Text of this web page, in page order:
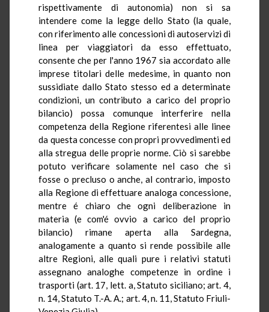
rispettivamente di autonomia) non si sa
intendere come la legge dello Stato (la quale,
con riferimento alle concessioni di autoservizi di
linea per viaggiatori da esso effettuato,
consente che per l'anno 1967 sia accordato alle
imprese titolari delle medesime, in quanto non
sussidiate dallo Stato stesso ed a determinate
condizioni, un contributo a carico del proprio
bilancio) possa comunque interferire nella
competenza della Regione riferentesi alle linee
da questa concesse con propri provvedimenti ed
alla stregua delle proprie norme. Ciò si sarebbe
potuto verificare solamente nel caso che si
fosse o precluso o anche, al contrario, imposto
alla Regione di effettuare analoga concessione,
mentre é chiaro che ogni deliberazione in
materia (e com'é ovvio a carico del proprio
bilancio) rimane aperta alla Sardegna,
analogamente a quanto si rende possibile alle
altre Regioni, alle quali pure i relativi statuti
assegnano analoghe competenze in ordine i
trasporti (art. 17, lett. a, Statuto siciliano; art. 4,
n. 14, Statuto T.-A. A.; art. 4, n. 11, Statuto Friuli-